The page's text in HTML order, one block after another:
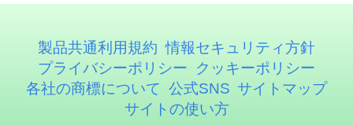
製品共通利用規約 情報セキュリティ方針
プライバシーポリシー
クッキーポリシー
各社の商標について 公式SNS サイトマップ
サイトの使い方